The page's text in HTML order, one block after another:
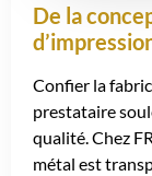
De la
Confier la
prestataire
qualité. Chez
métal est